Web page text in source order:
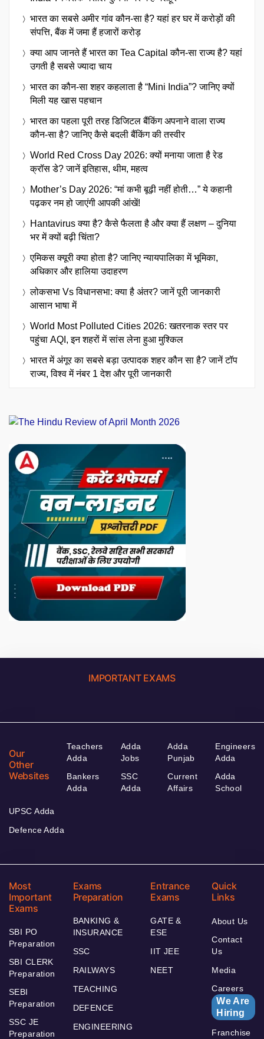
भारत का सबसे अमीर गांव कौन-सा है? यहां हर घर में करोड़ों की
संपत्ति, बैंक में जमा हैं हजारों करोड़
क्या आप जानते हैं भारत का Tea Capital कौन-सा राज्य है? यहां
उगती है सबसे ज्यादा चाय
भारत का कौन-सा शहर कहलाता है “Mini India”? जानिए क्यों
मिली यह खास पहचान
भारत का पहला पूरी तरह डिजिटल बैंकिंग अपनाने वाला राज्य
कौन-सा है? जानिए कैसे बदली बैंकिंग की तस्वीर
World Red Cross Day 2026: क्यों मनाया जाता है रेड
क्रॉस डे? जानें इतिहास, थीम, महत्व
Mother’s Day 2026: “मां कभी बूढ़ी नहीं होती…” ये कहानी
पढ़कर नम हो जाएंगी आपकी आंखें!
Hantavirus क्या है? कैसे फैलता है और क्या हैं लक्षण – दुनिया
भर में क्यों बढ़ी चिंता?
एमिकस क्यूरी क्या होता है? जानिए न्यायपालिका में भूमिका,
अधिकार और हालिया उदाहरण
लोकसभा Vs विधानसभा: क्या है अंतर? जानें पूरी जानकारी
आसान भाषा में
World Most Polluted Cities 2026: खतरनाक स्तर पर
पहुंचा AQI, इन शहरों में सांस लेना हुआ मुश्किल
भारत में अंगूर का सबसे बड़ा उत्पादक शहर कौन सा है? जानें टॉप
राज्य, विश्व में नंबर 1 देश और पूरी जानकारी
IMPORTANT EXAMS
Our
Other
Websites
Teachers
Adda
Bankers
Adda
Adda
Jobs
SSC
Adda
Adda
Punjab
Current
Affairs
Engineers
Adda
Adda
School
UPSC Adda
Defence Adda
Most
Important
Exams
SBI PO
Preparation
SBI CLERK
Preparation
SEBI
Preparation
SSC JE
Preparation
Exams
Preparation
BANKING &
INSURANCE
SSC
RAILWAYS
TEACHING
DEFENCE
ENGINEERING
Entrance
Exams
GATE &
ESE
IIT JEE
NEET
Quick
Links
About Us
Contact
Us
Media
Careers
We Are
Hiring
Franchise